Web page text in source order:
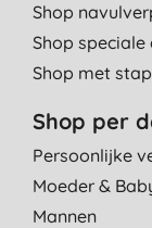
Shop
Shop
Shop met
Shop per
Persoonlijke
Moeder &
Mannen